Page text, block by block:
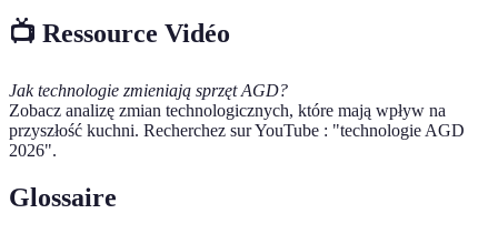
📺 Ressource Vidéo
Jak technologie zmieniają sprzęt AGD?
Zobacz analizę zmian technologicznych, które mają wpływ na
przyszłość kuchni. Recherchez sur YouTube : "technologie AGD
2026".
Glossaire